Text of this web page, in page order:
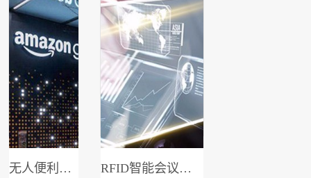
无人便利店系统 RFID智能会议签到系统